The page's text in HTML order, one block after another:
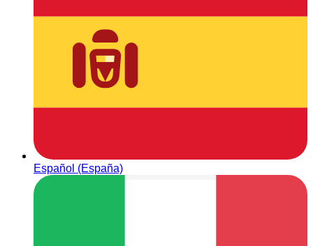
Español (España)